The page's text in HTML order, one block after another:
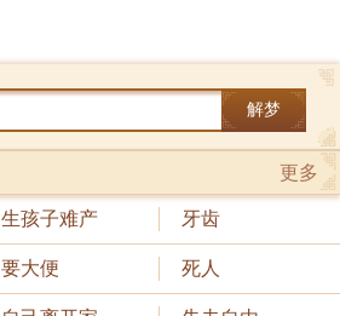
解梦
更多
生孩子难产 牙齿
要大便 死人